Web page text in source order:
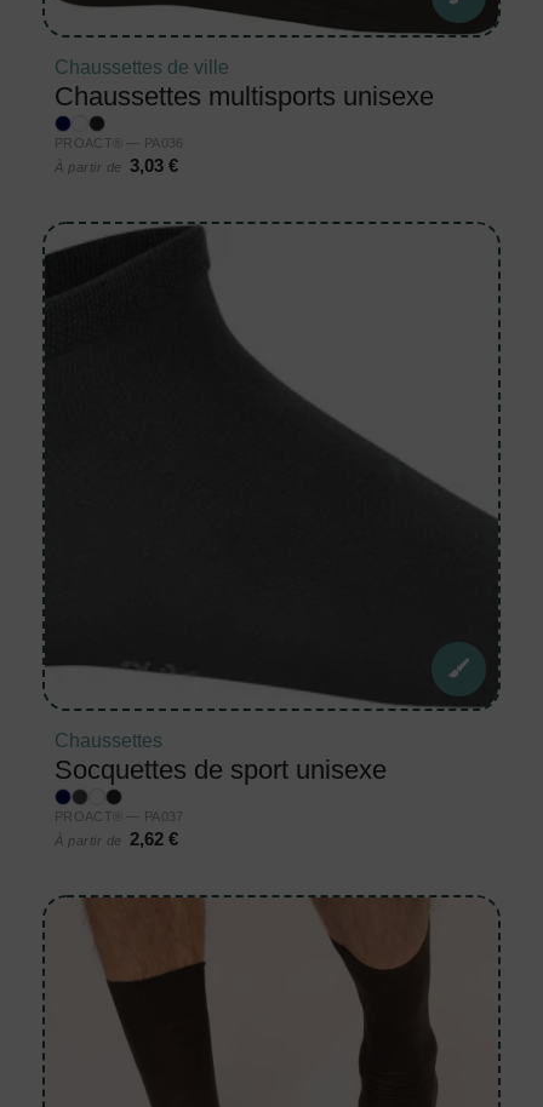
Chaussettes de ville
Chaussettes multisports unisexe
PROACT® — PA036
À partir de
3,03 €
Chaussettes
Socquettes de sport unisexe
PROACT® — PA037
À partir de
2,62 €